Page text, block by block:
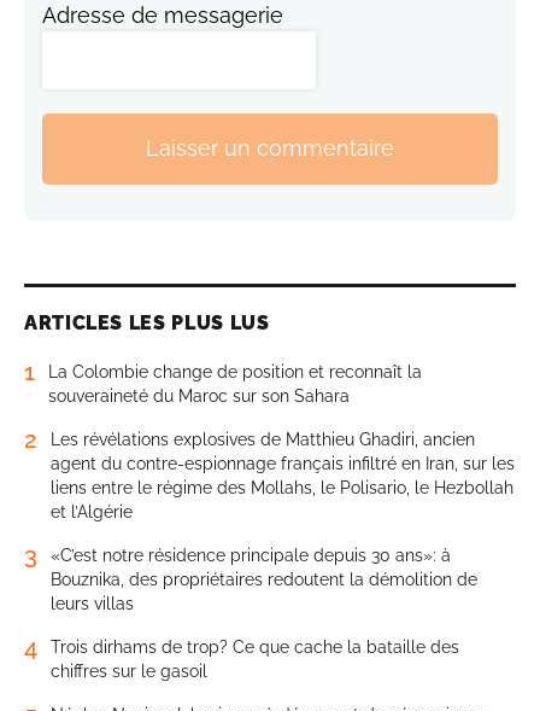
Adresse de messagerie
Laisser un commentaire
ARTICLES LES PLUS LUS
1
La Colombie change de position et reconnaît la
souveraineté du Maroc sur son Sahara
2
Les révélations explosives de Matthieu Ghadiri, ancien
agent du contre-espionnage français infiltré en Iran, sur les
liens entre le régime des Mollahs, le Polisario, le Hezbollah
et l’Algérie
3
«C’est notre résidence principale depuis 30 ans»: à
Bouznika, des propriétaires redoutent la démolition de
leurs villas
4
Trois dirhams de trop? Ce que cache la bataille des
chiffres sur le gasoil